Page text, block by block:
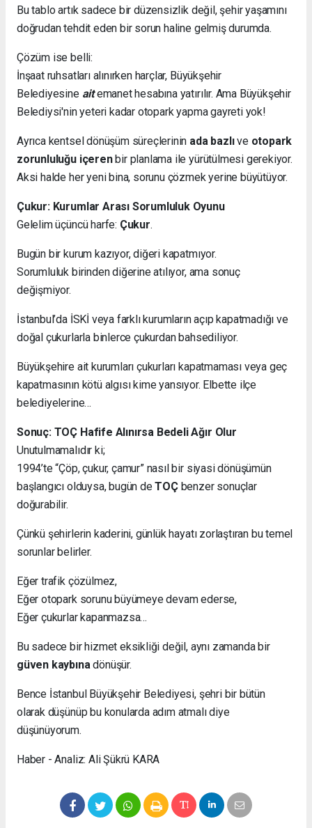
Bu tablo artık sadece bir düzensizlik değil, şehir yaşamını
doğrudan tehdit eden bir sorun haline gelmiş durumda.
Çözüm ise belli:
İnşaat ruhsatları alınırken harçlar, Büyükşehir
Belediyesine aitemanet hesabına yatırılır. Ama Büyükşehir
Belediysi'nin yeteri kadar otopark yapma gayreti yok!
Ayrıca kentsel dönüşüm süreçlerinin ada bazlıve otopark
zorunluluğu içerenbir planlama ile yürütülmesi gerekiyor.
Aksi halde her yeni bina, sorunu çözmek yerine büyütüyor.
Çukur: Kurumlar Arası Sorumluluk Oyunu
Gelelim üçüncü harfe: Çukur.
Bugün bir kurum kazıyor, diğeri kapatmıyor.
Sorumluluk birinden diğerine atılıyor, ama sonuç
değişmiyor.
İstanbul’da İSKİ veya farklı kurumların açıp kapatmadığı ve
doğal çukurlarla binlerce çukurdan bahsediliyor.
Büyükşehire ait kurumları çukurları kapatmaması veya geç
kapatmasının kötü algısı kime yansıyor. Elbette ilçe
belediyelerine…
Sonuç: TOÇ Hafife Alınırsa Bedeli Ağır Olur
Unutulmamalıdır ki;
1994’te “Çöp, çukur, çamur” nasıl bir siyasi dönüşümün
başlangıcı olduysa, bugün deTOÇbenzer sonuçlar
doğurabilir.
Çünkü şehirlerin kaderini, günlük hayatı zorlaştıran bu temel
sorunlar belirler.
Eğer trafik çözülmez,
Eğer otopark sorunu büyümeye devam ederse,
Eğer çukurlar kapanmazsa…
Bu sadece bir hizmet eksikliği değil, aynı zamanda bir
güven kaybına dönüşür.
Bence İstanbul Büyükşehir Belediyesi, şehri bir bütün
olarak düşünüp bu konularda adım atmalı diye
düşünüyorum.
Haber - Analiz: Ali Şükrü KARA